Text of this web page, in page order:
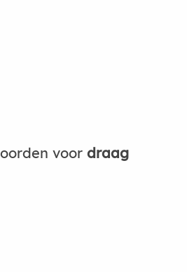
voor draag